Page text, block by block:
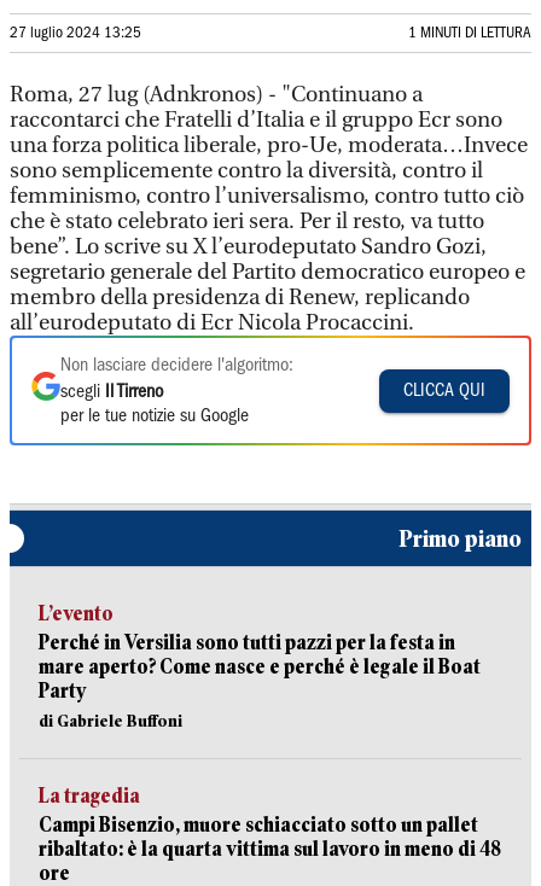
27 luglio 2024 13:25 1 MINUTI DI LETTURA
Roma, 27 lug (Adnkronos) - "Continuano a
raccontarci che Fratelli d’Italia e il gruppo Ecr sono
una forza politica liberale, pro-Ue, moderata…Invece
sono semplicemente contro la diversità, contro il
femminismo, contro l’universalismo, contro tutto ciò
che è stato celebrato ieri sera. Per il resto, va tutto
bene”. Lo scrive su X l’eurodeputato Sandro Gozi,
segretario generale del Partito democratico europeo e
membro della presidenza di Renew, replicando
all’eurodeputato di Ecr Nicola Procaccini.
Non lasciare decidere l'algoritmo:
scegli
Il Tirreno
per le tue notizie su Google
CLICCA QUI
Primo piano
L’evento
Perché in Versilia sono tutti pazzi per la festa in
mare aperto? Come nasce e perché è legale il Boat
Party
di Gabriele Buffoni
La tragedia
Campi Bisenzio, muore schiacciato sotto un pallet
ribaltato: è la quarta vittima sul lavoro in meno di 48
ore